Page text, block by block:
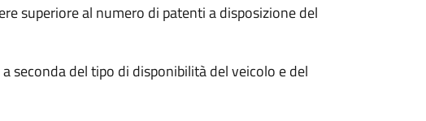
superiore al numero di patenti a disposizione del
seconda del tipo di disponibilità del veicolo e del